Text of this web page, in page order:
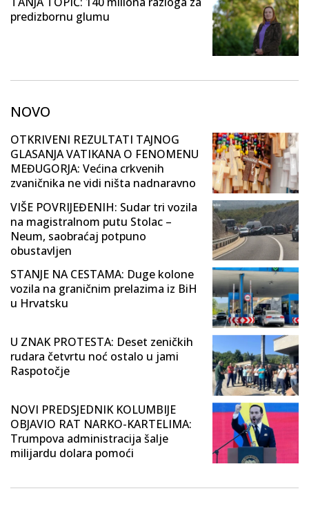
predizbornu glumu
NOVO
OTKRIVENI REZULTATI TAJNOG
GLASANJA VATIKANA O FENOMENU
MEĐUGORJA: Većina crkvenih
zvaničnika ne vidi ništa nadnaravno
VIŠE POVRIJEĐENIH: Sudar tri vozila
na magistralnom putu Stolac –
Neum, saobraćaj potpuno
obustavljen
STANJE NA CESTAMA: Duge kolone
vozila na graničnim prelazima iz BiH
u Hrvatsku
U ZNAK PROTESTA: Deset zeničkih
rudara četvrtu noć ostalo u jami
Raspotočje
NOVI PREDSJEDNIK KOLUMBIJE
OBJAVIO RAT NARKO-KARTELIMA:
Trumpova administracija šalje
milijardu dolara pomoći